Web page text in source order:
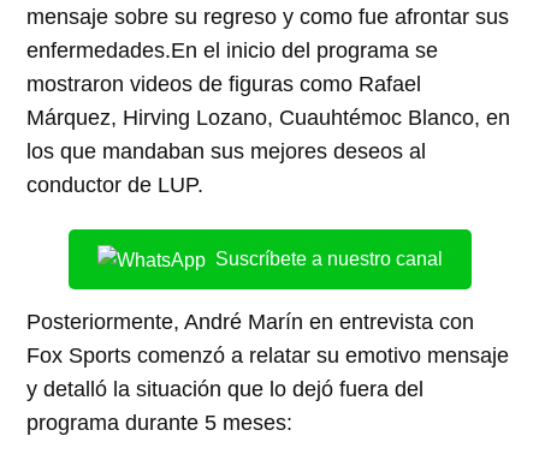
mensaje sobre su regreso y como fue afrontar sus
enfermedades.En el inicio del programa se
mostraron videos de figuras como Rafael
Márquez, Hirving Lozano, Cuauhtémoc Blanco, en
los que mandaban sus mejores deseos al
conductor de LUP.
Suscríbete a nuestro canal
Posteriormente, André Marín en entrevista con
Fox Sports comenzó a relatar su emotivo mensaje
y detalló la situación que lo dejó fuera del
programa durante 5 meses: